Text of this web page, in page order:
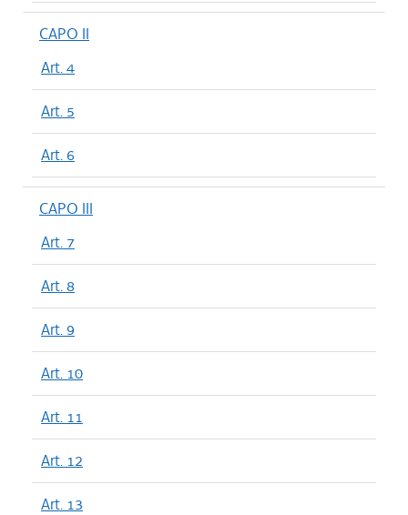
CAPO II
Art. 4
Art. 5
Art. 6
CAPO III
Art. 7
Art. 8
Art. 9
Art. 10
Art. 11
Art. 12
Art. 13